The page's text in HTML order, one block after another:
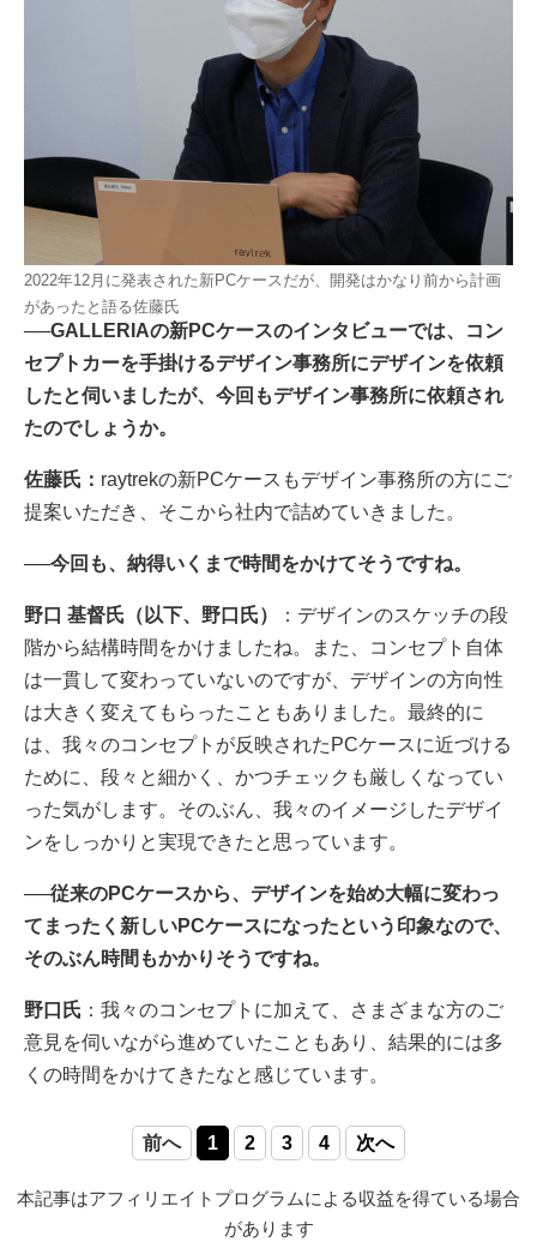
2022年12月に発表された新PCケースだが、開発はかなり前から計画
があったと語る佐藤氏
──GALLERIAの新PCケースのインタビューでは、コン
セプトカーを手掛けるデザイン事務所にデザインを依頼
したと伺いましたが、今回もデザイン事務所に依頼され
たのでしょうか。
佐藤氏： raytrekの新PCケースもデザイン事務所の方にご
提案いただき、そこから社内で詰めていきました。
──今回も、納得いくまで時間をかけてそうですね。
野口 基督氏（以下、野口氏）
：デザインのスケッチの段
階から結構時間をかけましたね。また、コンセプト自体
は一貫して変わっていないのですが、デザインの方向性
は大きく変えてもらったこともありました。最終的に
は、我々のコンセプトが反映されたPCケースに近づける
ために、段々と細かく、かつチェックも厳しくなってい
った気がします。そのぶん、我々のイメージしたデザイ
ンをしっかりと実現できたと思っています。
──従来のPCケースから、デザインを始め大幅に変わっ
てまったく新しいPCケースになったという印象なので、
そのぶん時間もかかりそうですね。
野口氏 ：我々のコンセプトに加えて、さまざまな方のご
意見を伺いながら進めていたこともあり、結果的には多
くの時間をかけてきたなと感じています。
前へ 1 2 3 4 次へ
本記事はアフィリエイトプログラムによる収益を得ている場合
があります